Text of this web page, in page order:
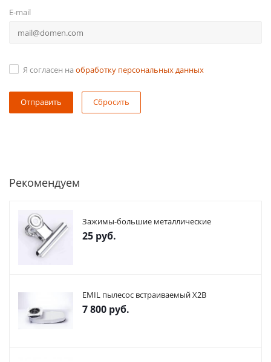
E-mail
Я согласен на обработку персональных данных
Сбросить
Рекомендуем
Зажимы-большие металлические
25 руб.
EMIL пылесос встраиваемый X2В
7 800 руб.